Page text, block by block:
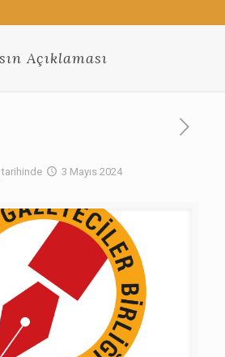
Açıklaması
tarihinde 3 Mayıs 2024